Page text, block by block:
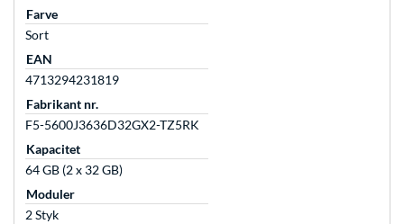
Farve
Sort
EAN
4713294231819
Fabrikant nr.
F5-5600J3636D32GX2-TZ5RK
Kapacitet
64 GB (2 x 32 GB)
Moduler
2 Styk